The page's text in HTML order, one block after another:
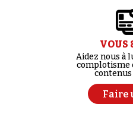
VOUS
Aidez nous à
complotisme
Faire